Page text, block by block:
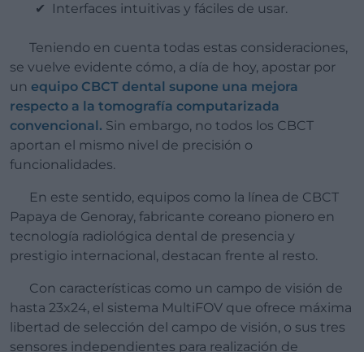
Interfaces intuitivas y fáciles de usar.
Teniendo en cuenta todas estas consideraciones,
se vuelve evidente cómo, a día de hoy, apostar por
un equipo CBCT dental supone una mejora
respecto a la tomografía computarizada
convencional. Sin embargo, no todos los CBCT
aportan el mismo nivel de precisión o
funcionalidades.
En este sentido, equipos como la línea de CBCT
Papaya de Genoray, fabricante coreano pionero en
tecnología radiológica dental de presencia y
prestigio internacional, destacan frente al resto.
Con características como un campo de visión de
hasta 23x24, el sistema MultiFOV que ofrece máxima
libertad de selección del campo de visión, o sus tres
sensores independientes para realización de